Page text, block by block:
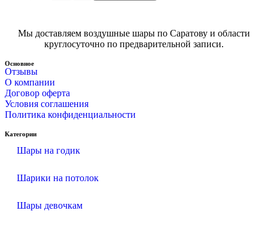
Мы доставляем воздушные шары по Саратову и области
круглосуточно по предварительной записи.
Основное
Отзывы
О компании
Договор оферта
Условия соглашения
Политика конфиденциальности
Категории
Шары на годик
Шарики на потолок
Шары девочкам